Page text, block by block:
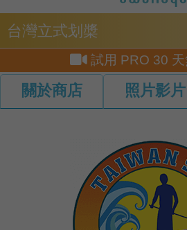
台灣立式划槳
 試用 PRO 30
關於商店 照片影片